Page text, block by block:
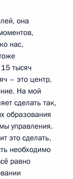
она
нас,
тысяч
– это центр,
На мой
сделать так,
образования
управления.
это сделать,
необходимо
равно